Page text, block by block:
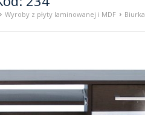
› Wyroby z płyty laminowanej i MDF › Biurka